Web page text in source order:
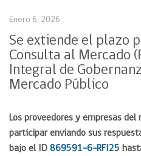
Enero 6, 2026
Se extiende el plazo
Consulta al Mercado
Integral de
Mercado Público
Los proveedores y empresas
participar enviando sus
bajo el ID 869591-6-RFI25